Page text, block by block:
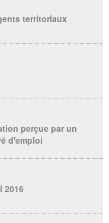
territoriaux
perçue par un
d'emploi
2016